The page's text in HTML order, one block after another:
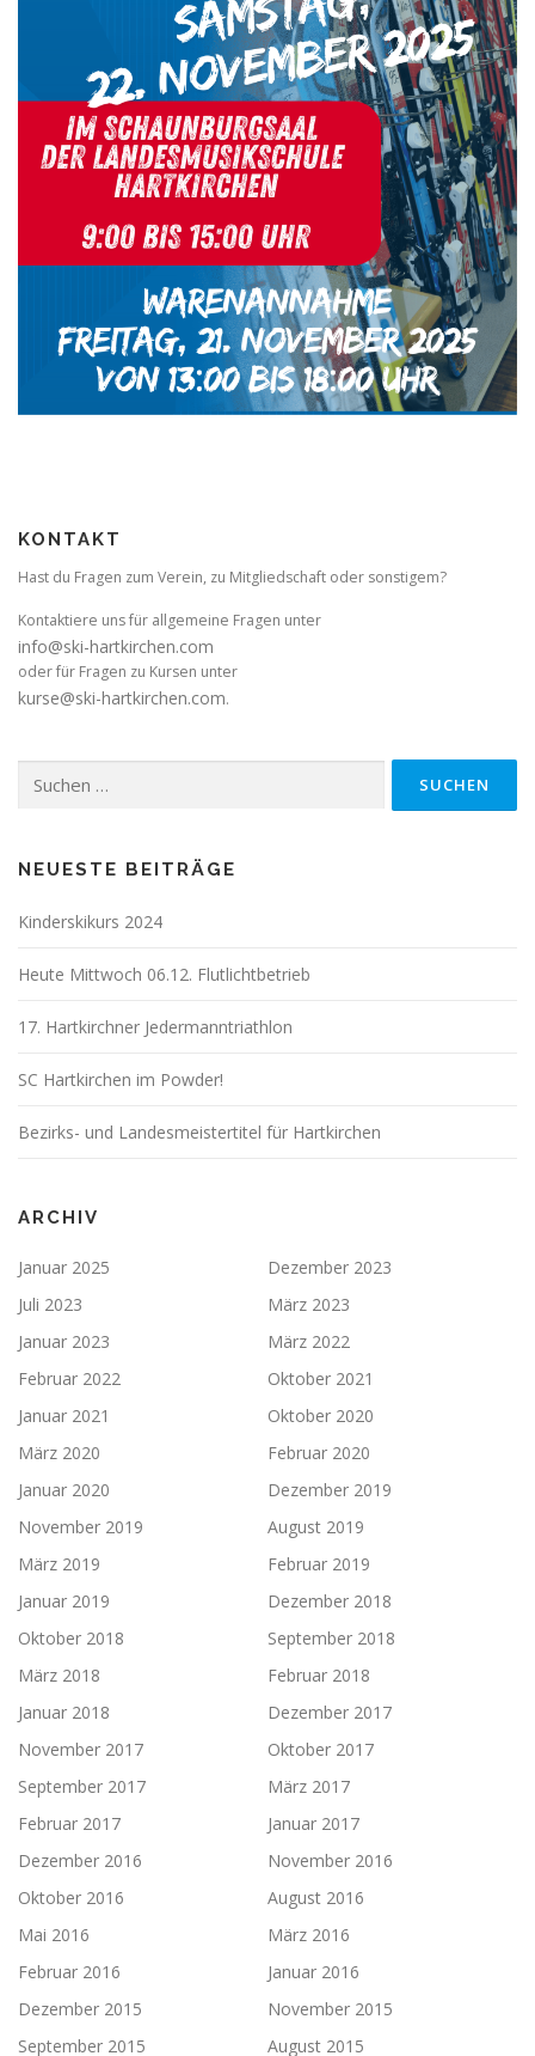
KONTAKT
Hast du Fragen zum Verein, zu Mitgliedschaft oder sonstigem?
Kontaktiere uns für allgemeine Fragen unter
info@ski-hartkirchen.com
oder für Fragen zu Kursen unter
kurse@ski-hartkirchen.com.
nach:
NEUESTE BEITRÄGE
Kinderskikurs 2024
Heute Mittwoch 06.12. Flutlichtbetrieb
17. Hartkirchner Jedermanntriathlon
SC Hartkirchen im Powder!
Bezirks- und Landesmeistertitel für Hartkirchen
ARCHIV
Januar 2025
Dezember 2023
Juli 2023
März 2023
Januar 2023
März 2022
Februar 2022
Oktober 2021
Januar 2021
Oktober 2020
März 2020
Februar 2020
Januar 2020
Dezember 2019
November 2019
August 2019
März 2019
Februar 2019
Januar 2019
Dezember 2018
Oktober 2018
September 2018
März 2018
Februar 2018
Januar 2018
Dezember 2017
November 2017
Oktober 2017
September 2017
März 2017
Februar 2017
Januar 2017
Dezember 2016
November 2016
Oktober 2016
August 2016
Mai 2016
März 2016
Februar 2016
Januar 2016
Dezember 2015
November 2015
September 2015
August 2015